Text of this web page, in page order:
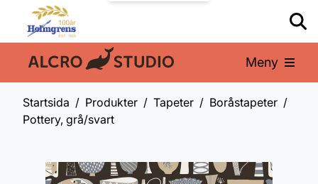
En del av: Meny
Startsida Produkter Tapeter
Boråstapeter
Pottery, grå/svart